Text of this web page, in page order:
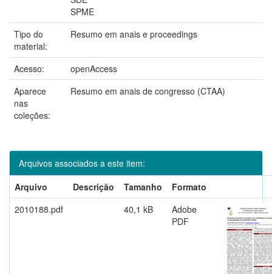
SPME
Tipo do
material:
Resumo em anais e proceedings
Acesso:
openAccess
Aparece
nas
coleções:
Resumo em anais de congresso (CTAA)
Arquivos associados a este item:
Arquivo
Descrição Tamanho
Formato
2010188.pdf
40,1 kB
Adobe
PDF